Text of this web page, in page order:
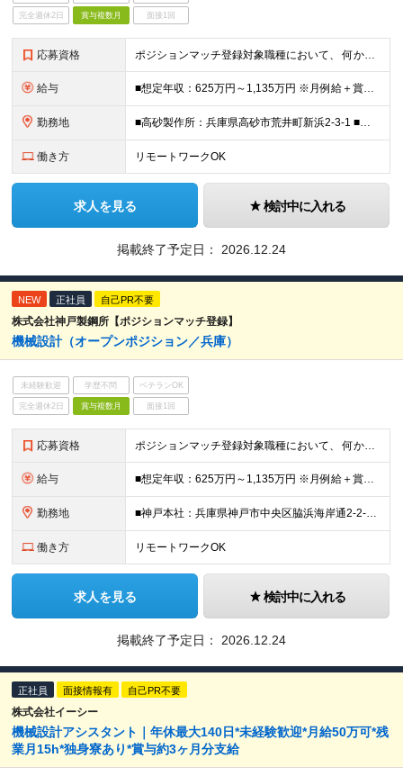
完全週休2日 賞与複数月 面接1回
応募資格 ポジションマッチ登録対象職種において、 何かしらの知識・経験を有する方 【活かせる経験・スキル】 ●T生産技術・製造技術の実務経験（工法開発、工程設計、量産立ち上げ、歩留り改善、設備投資企画など、
給与 ■想定年収：625万円～1,135万円 ※月例給＋賞与＋諸手当 ※賞与年2回（6月、12月） ※残業手当は残業時間に応じて支給 ※給与額はあなたの経験と実績を踏まえて決定いたします ※試用期間2ヶ月あ
勤務地 ■高砂製作所：兵庫県高砂市荒井町新浜2-3-1 ■加古川製鉄所：兵庫県加古川市金沢町1 ※業務の都合等により、会社の指示する業務への 異動を命じることがあります。
働き方 リモートワークOK
求人を見る 検討中に入れる
掲載終了予定日： 2026.12.24
NEW 正社員 自己PR不要
株式会社神戸製鋼所【ポジションマッチ登録】
機械設計（オープンポジション／兵庫）
未経験歓迎 学歴不問 ベテランOK
完全週休2日 賞与複数月 面接1回
応募資格 ポジションマッチ登録対象職種において、 何かしらの知識・経験を有する方 【活かせる経験・スキル】 ●機械設計のご経験 ●英語に抵抗のない方（海外の顧客、パートナーやベンダーとのやり取りが発生します
給与 ■想定年収：625万円～1,135万円 ※月例給＋賞与＋諸手当 ※賞与年2回（6月、12月） ※残業手当は残業時間に応じて支給 ※給与額はあなたの経験と実績を踏まえて決定いたします ※試用期間2ヶ月あ
勤務地 ■神戸本社：兵庫県神戸市中央区脇浜海岸通2-2-4 ■高砂製作所：兵庫県高砂市荒井町新浜2-3-1 ※業務の都合等により、会社の指示する業務への 異動を命じることがあります。
働き方 リモートワークOK
求人を見る 検討中に入れる
掲載終了予定日： 2026.12.24
正社員 面接情報有 自己PR不要
株式会社イーシー
機械設計アシスタント｜年休最大140日*未経験歓迎*月給50万可*残
業月15h*独身寮あり*賞与約3ヶ月分支給